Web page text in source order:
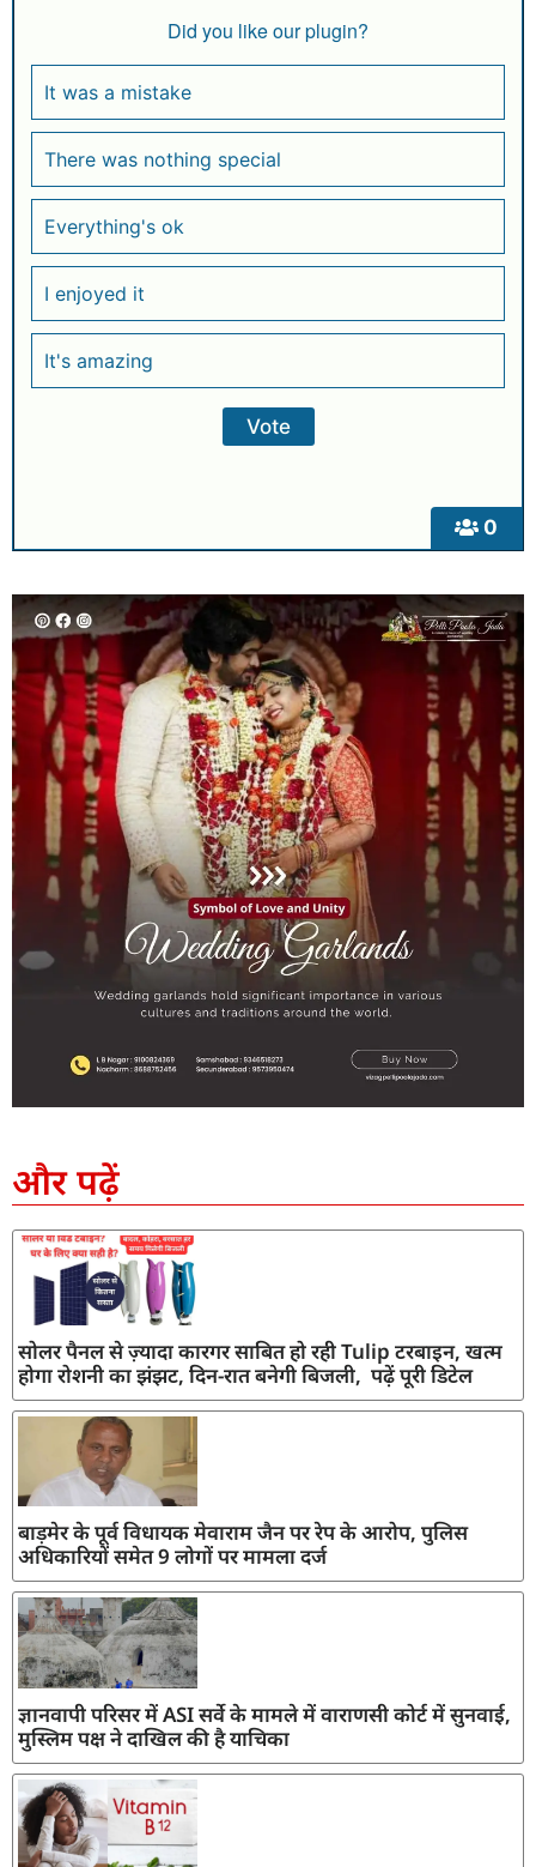
0
Did you like our plugin?
It was a mistake
There was nothing special
Everything's ok
I enjoyed it
It's amazing
और पढ़ें
सोलर पैनल से ज़्यादा कारगर साबित हो रही Tulip टरबाइन, खत्म
होगा रोशनी का झंझट, दिन-रात बनेगी बिजली, पढ़ें पूरी डिटेल
बाड़मेर के पूर्व विधायक मेवाराम जैन पर रेप के आरोप, पुलिस
अधिकारियों समेत 9 लोगों पर मामला दर्ज
ज्ञानवापी परिसर में ASI सर्वे के मामले में वाराणसी कोर्ट में सुनवाई,
मुस्लिम पक्ष ने दाखिल की है याचिका